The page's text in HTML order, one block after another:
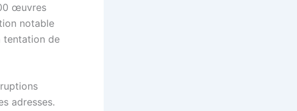
œuvres
notable
tentation de
adresses.